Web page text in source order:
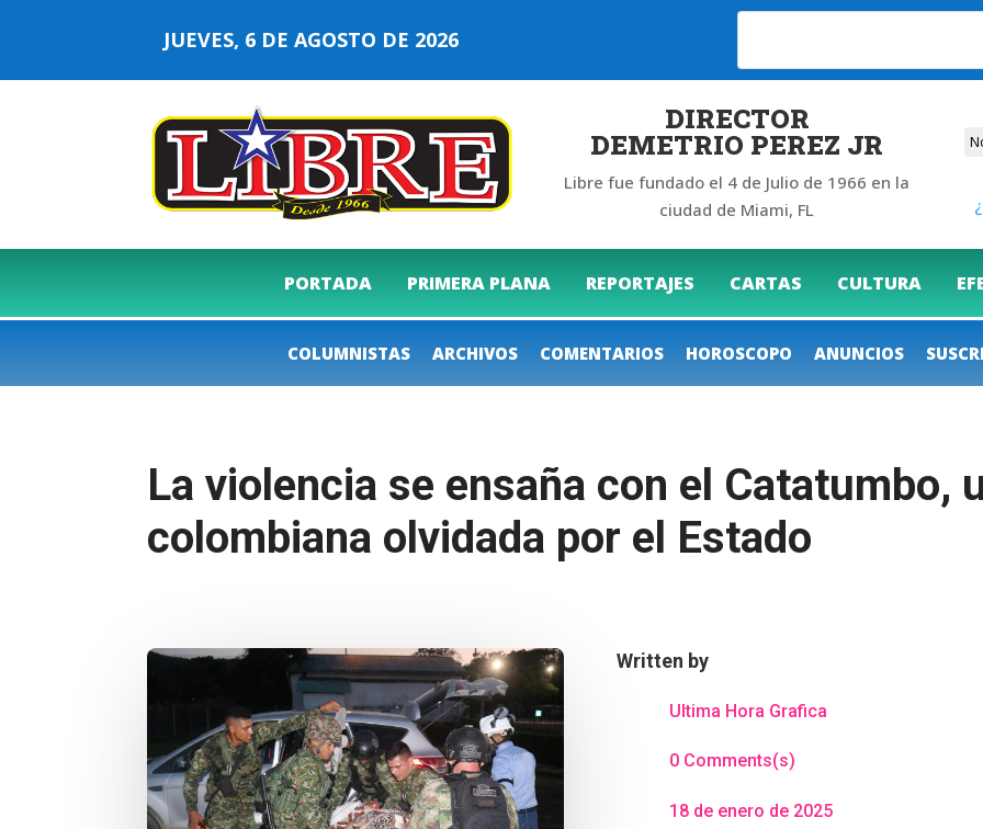
JUEVES, 6 DE AGOSTO DE 2026
DIRECTOR
DEMETRIO PEREZ JR
Libre fue fundado el 4 de Julio de 1966 en la
ciudad de Miami, FL
PORTADA PRIMERA PLANA REPORTAJES CARTAS CULTURA
COLUMNISTAS ARCHIVOS COMENTARIOS HOROSCOPO ANUNCIOS
La violencia se ensaña con el Catatumbo,
colombiana olvidada por el Estado
Written by
Ultima Hora Grafica
0 Comments(s)
18 de enero de 2025